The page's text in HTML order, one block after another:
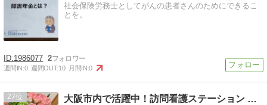
社会保険労務士としてがんの患者さんのためにできるこ
とを。
1986077 2
週間IN:0 週間OUT:10 月間IN:0
27 大阪市内で活躍中！訪問看護ステーション アンジュのブログ